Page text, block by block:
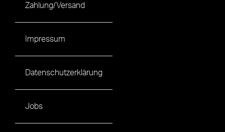
Zahlung/Versand
Impressum
Datenschutzerklärung
Jobs